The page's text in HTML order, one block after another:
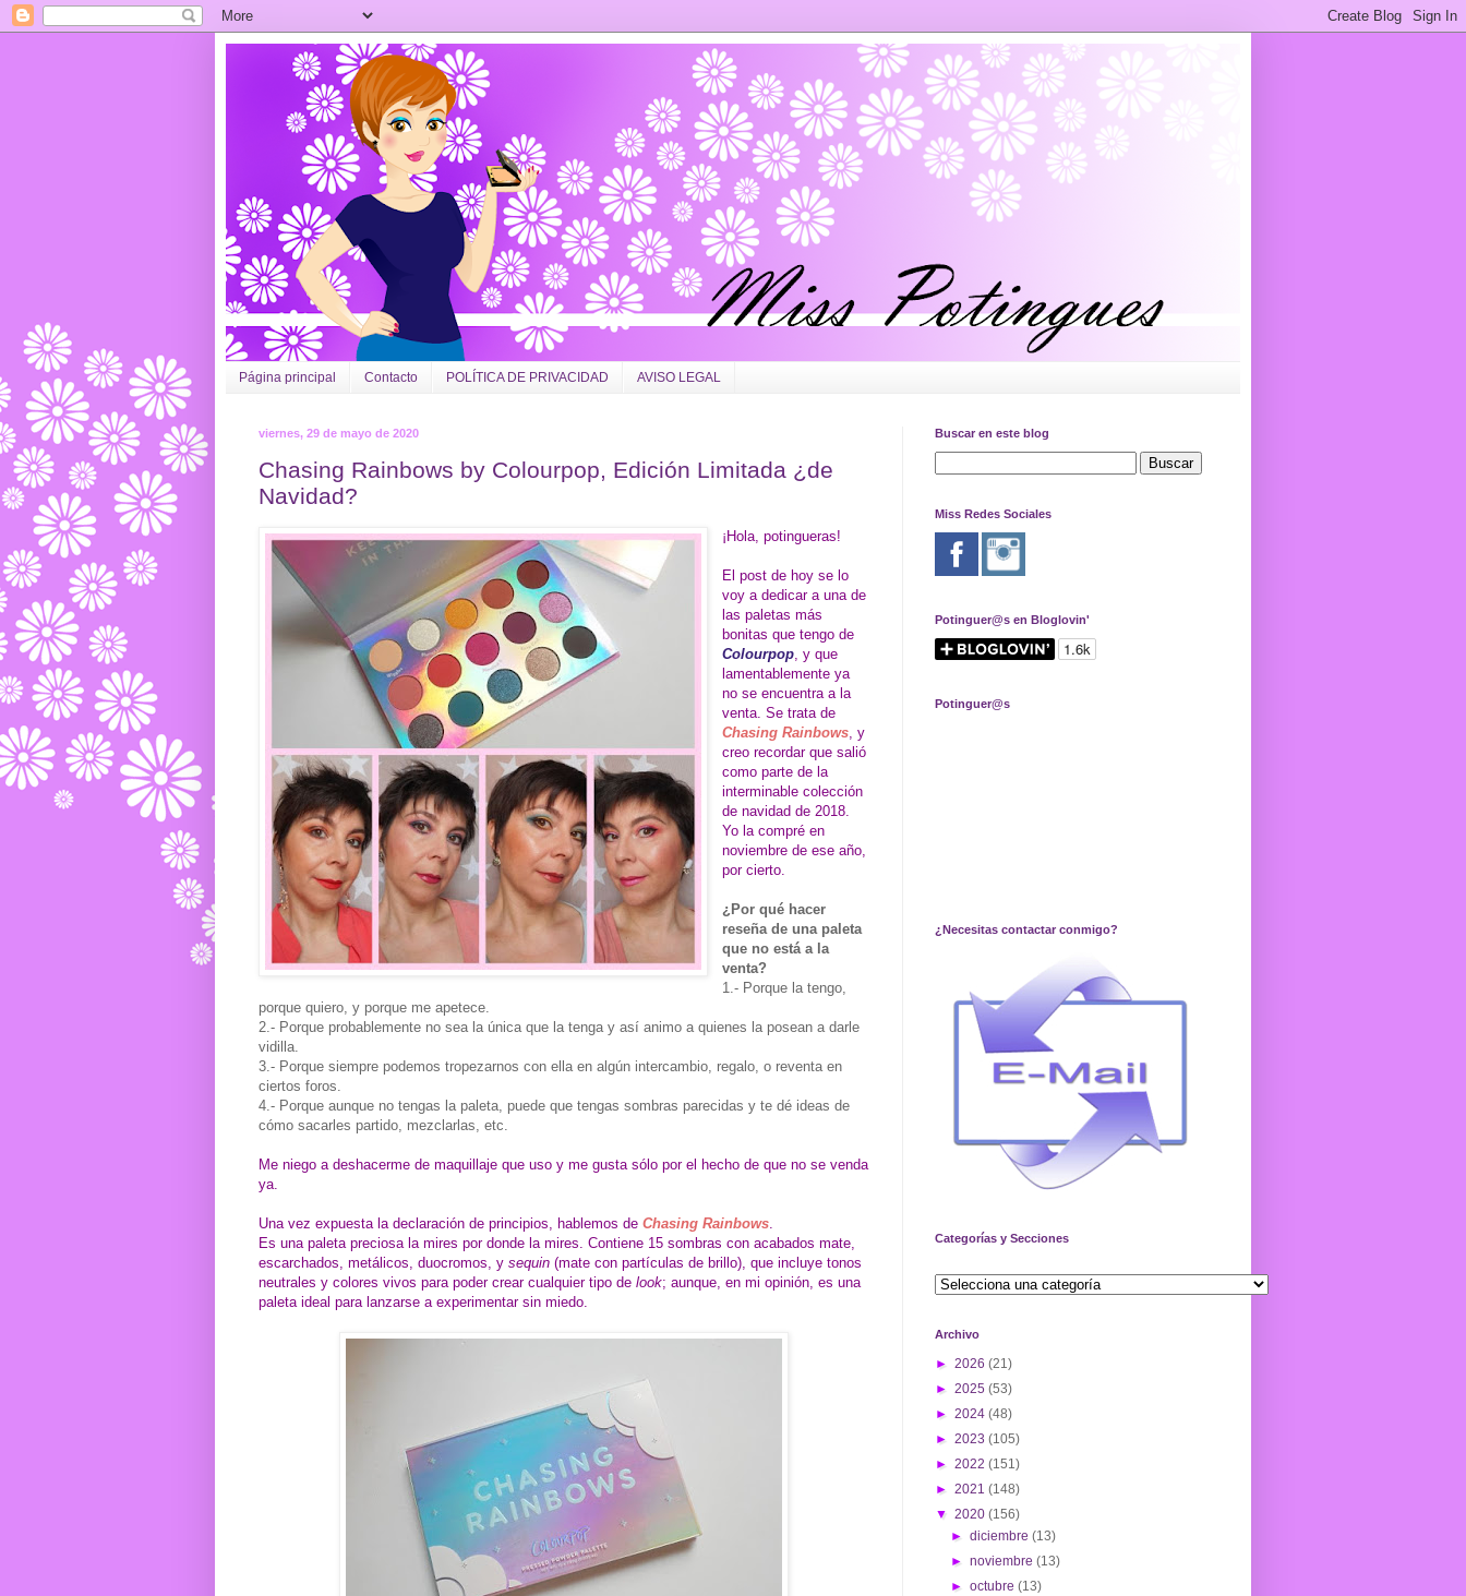
Página principal Contacto POLÍTICA DE PRIVACIDAD AVISO LEGAL
viernes, 29 de mayo de 2020
Chasing Rainbows by Colourpop, Edición Limitada ¿de
Navidad?
¡Hola, potingueras!
El post de hoy se lo
voy a dedicar a una de
las paletas más
bonitas que tengo de
Colourpop, y que
lamentablemente ya
no se encuentra a la
venta. Se trata de
Chasing Rainbows, y
creo recordar que salió
como parte de la
interminable colección
de navidad de 2018.
Yo la compré en
noviembre de ese año,
por cierto.
¿Por qué hacer
reseña de una paleta
que no está a la
venta?
1.- Porque la tengo,
porque quiero, y porque me apetece.
2.- Porque probablemente no sea la única que la tenga y así animo a quienes la posean a darle
vidilla.
3.- Porque siempre podemos tropezarnos con ella en algún intercambio, regalo, o reventa en
ciertos foros.
4.- Porque aunque no tengas la paleta, puede que tengas sombras parecidas y te dé ideas de
cómo sacarles partido, mezclarlas, etc.
Me niego a deshacerme de maquillaje que uso y me gusta sólo por el hecho de que no se venda
ya.
Una vez expuesta la declaración de principios, hablemos de Chasing Rainbows.
Es una paleta preciosa la mires por donde la mires. Contiene 15 sombras con acabados mate,
escarchados, metálicos, duocromos, y sequin (mate con partículas de brillo), que incluye tonos
neutrales y colores vivos para poder crear cualquier tipo de look; aunque, en mi opinión, es una
paleta ideal para lanzarse a experimentar sin miedo.
Buscar en este blog
Miss Redes Sociales
Potinguer@s en Bloglovin'
Potinguer@s
¿Necesitas contactar conmigo?
Categorías y Secciones
Archivo
► 2026 (21)
► 2025 (53)
► 2024 (48)
► 2023 (105)
► 2022 (151)
► 2021 (148)
▼ 2020 (156)
►diciembre(13)
►noviembre(13)
►octubre(13)